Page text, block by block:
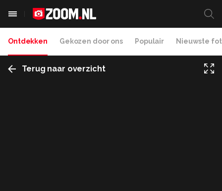
Ontdekken Gekozen door ons Populair Nieuwste
Terug naar overzicht